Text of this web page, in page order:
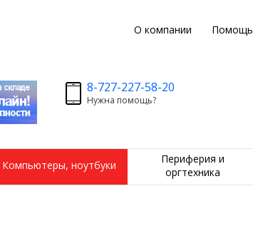
О компании Помощь
8-727-227-58-20
Нужна помощь?
Компьютеры, ноутбуки
Периферия и
оргтехника